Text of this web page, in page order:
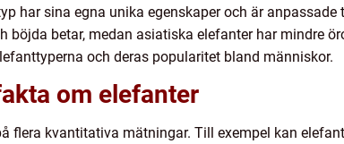
har sina egna unika egenskaper och är
betar, medan asiatiska elefanter har mindre
och deras popularitet bland människor.
om elefanter
flera kvantitativa mätningar. Till exempel kan